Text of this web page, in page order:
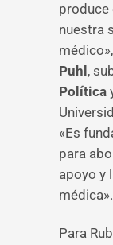
produce
nuestra
Puhl ,
Política
«Es
para
apoyo y
médica».
Para